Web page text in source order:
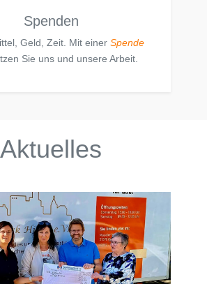
Spenden
Geld, Zeit. Mit einer Spende
Sie uns und unsere Arbeit.
Aktuelles